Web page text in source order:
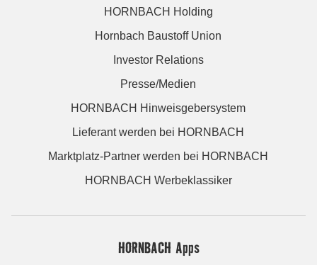
HORNBACH Holding
Hornbach Baustoff Union
Investor Relations
Presse/Medien
HORNBACH Hinweisgebersystem
Lieferant werden bei HORNBACH
Marktplatz-Partner werden bei HORNBACH
HORNBACH Werbeklassiker
HORNBACH Apps